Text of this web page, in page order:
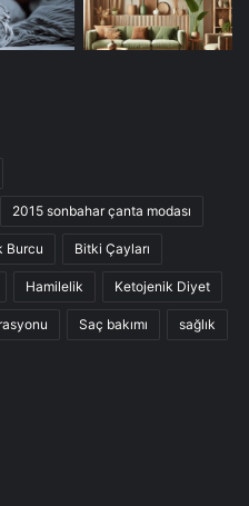
2015 sonbahar çanta modası
Burcu Bitki Çayları
Hamilelik Ketojenik Diyet
Saç bakımı sağlık